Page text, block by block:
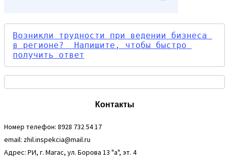
Возникли трудности при ведении бизнеса
в регионе?  Напишите, чтобы быстро
получить ответ
Контакты
Номер телефон: 8928 732 54 17
email: zhil.inspekcia@mail.ru
Адрес: РИ, г. Магас, ул. Борова 13 "а", эт. 4